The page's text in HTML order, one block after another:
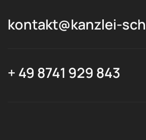
kontakt@kanzlei-
+ 49 8741 929 843